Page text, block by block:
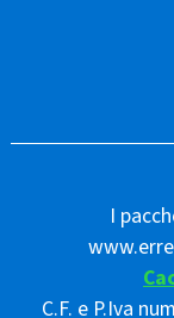
I
C.F. e P.Iva